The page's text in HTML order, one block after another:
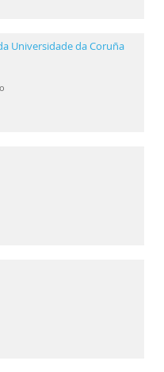
Universidade da Coruña